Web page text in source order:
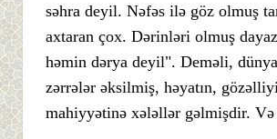
səhra deyil. Nəfəs ilə göz olmuş
axtaran çox. Dərinləri olmuş
həmin dərya deyil". Deməli,
zərrələr əksilmiş, həyatın,
mahiyyətinə xələllər gəlmişdir. Və